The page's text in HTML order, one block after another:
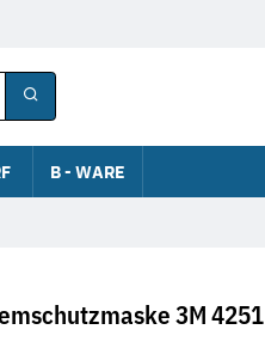
B - WARE
3M 4251